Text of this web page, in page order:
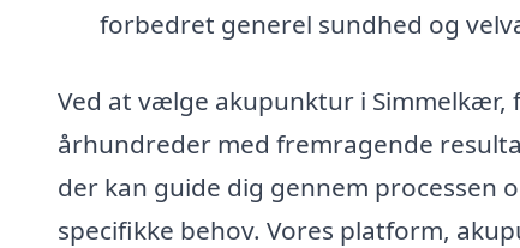
forbedret generel sundhed og
Ved at vælge akupunktur i
århundreder med fremragende
der kan guide dig gennem processen
specifikke behov. Vores platform,